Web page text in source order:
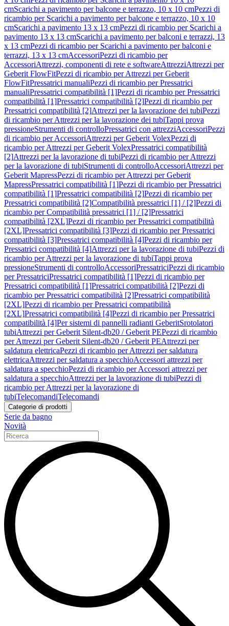
cmScarichi a pavimento per balcone e terrazzo, 10 x 10 cmPezzi di
ricambio per Scarichi a pavimento per balcone e terrazzo, 10 x 10
cmScarichi a pavimento 13 x 13 cmPezzi di ricambio per Scarichi a
pavimento 13 x 13 cmScarichi a pavimento per balconi e terrazzi, 13
x 13 cmPezzi di ricambio per Scarichi a pavimento per balconi e
terrazzi, 13 x 13 cmAccessoriPezzi di ricambio per
AccessoriAttrezzi, componenti di rete e softwareAttrezziAttrezzi per
Geberit FlowFitPezzi di ricambio per Attrezzi per Geberit
FlowFitPressatrici manualiPezzi di ricambio per Pressatrici
manualiPressatrici compatibilità [1]Pezzi di ricambio per Pressatrici
compatibilità [1]Pressatrici compatibilità [2]Pezzi di ricambio per
Pressatrici compatibilità [2]Attrezzi per la lavorazione dei tubiPezzi
di ricambio per Attrezzi per la lavorazione dei tubiTappi prova
pressioneStrumenti di controlloPressatrici con attrezziAccessoriPezzi
di ricambio per AccessoriAttrezzi per Geberit VolexPezzi di
ricambio per Attrezzi per Geberit VolexPressatrici compatibilità
[2]Attrezzi per la lavorazione di tubiPezzi di ricambio per Attrezzi
per la lavorazione di tubiStrumenti di controlloAccessoriAttrezzi per
Geberit MapressPezzi di ricambio per Attrezzi per Geberit
MapressPressatrici compatibilità [1]Pezzi di ricambio per Pressatrici
compatibilità [1]Pressatrici compatibilità [2]Pezzi di ricambio per
Pressatrici compatibilità [2]Compatibilità pressatrici [1] / [2]Pezzi di
ricambio per Compatibilità pressatrici [1] / [2]Pressatrici
compatibilità [2XL]Pezzi di ricambio per Pressatrici compatibilità
[2XL]Pressatrici compatibilità [3]Pezzi di ricambio per Pressatrici
compatibilità [3]Pressatrici compatibilità [4]Pezzi di ricambio per
Pressatrici compatibilità [4]Attrezzi per la lavorazione di tubiPezzi di
ricambio per Attrezzi per la lavorazione di tubiTappi prova
pressioneStrumenti di controlloAccessoriPressatriciPezzi di ricambio
per PressatriciPressatrici compatibilità [1]Pezzi di ricambio per
Pressatrici compatibilità [1]Pressatrici compatibilità [2]Pezzi di
ricambio per Pressatrici compatibilità [2]Pressatrici compatibilità
[2XL]Pezzi di ricambio per Pressatrici compatibilità
[2XL]Pressatrici compatibilità [4]Pezzi di ricambio per Pressatrici
compatibilità [4]Per sistemi di pannelli radianti GeberitSrotolatori
tubiAttrezzi per Geberit Silent-db20 / Geberit PEPezzi di ricambio
per Attrezzi per Geberit Silent-db20 / Geberit PEAttrezzi per
saldatura elettricaPezzi di ricambio per Attrezzi per saldatura
elettricaAttrezzi per saldatura a specchioAccessori attrezzi per
saldatura a specchioPezzi di ricambio per Accessori attrezzi per
saldatura a specchioAttrezzi per la lavorazione di tubiPezzi di
ricambio per Attrezzi per la lavorazione di
tubiTelecomandiTelecomandi
Categorie di prodotti
Serie da bagno
Novità